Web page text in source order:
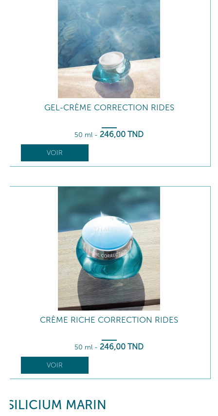
GEL-CRÈME CORRECTION RIDES
50 ml - 246,00 TND
VOIR
CRÈME RICHE CORRECTION RIDES
50 ml - 246,00 TND
VOIR
SILICIUM MARIN